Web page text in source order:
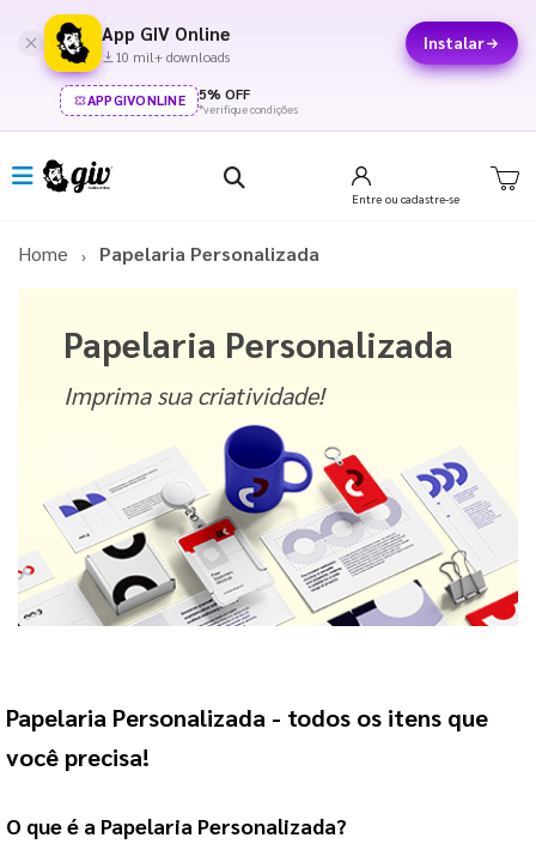
App GIV Online
10 mil+ downloads
Instalar
APPGIVONLINE 5% OFF
*verifique condições
Entre ou cadastre-se
Home Papelaria Personalizada
Papelaria Personalizada
Imprima sua criatividade!
Papelaria Personalizada - todos os itens que
você precisa!
O que é a Papelaria Personalizada?